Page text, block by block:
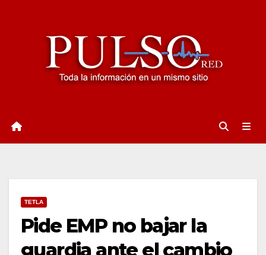
TETLA
Pide EMP no bajar la
guardia ante el cambio